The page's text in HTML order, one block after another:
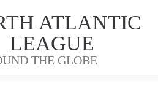
ATLANTIC
LEAGUE
THE GLOBE